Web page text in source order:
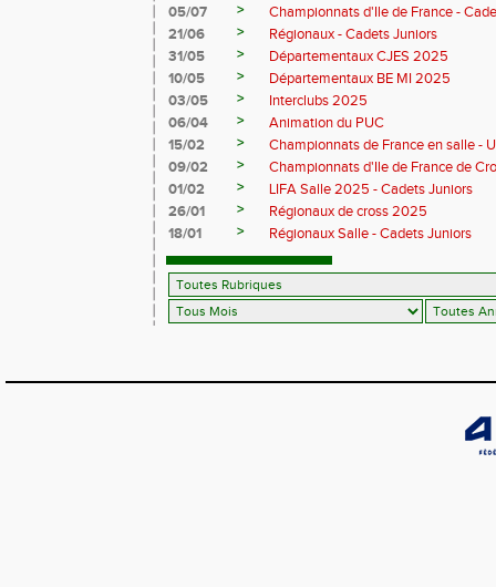
05/07
>
Championnats d'Ile de France -
21/06
>
Régionaux - Cadets Juniors
31/05
>
Départementaux CJES 2025
10/05
>
Départementaux BE MI 2025
03/05
>
Interclubs 2025
06/04
>
Animation du PUC
15/02
>
Championnats de France en salle -
09/02
>
Championnats d'Ile de France de
01/02
>
LIFA Salle 2025 - Cadets Juniors
26/01
>
Régionaux de cross 2025
18/01
> Régionaux Salle - Cadets Juniors